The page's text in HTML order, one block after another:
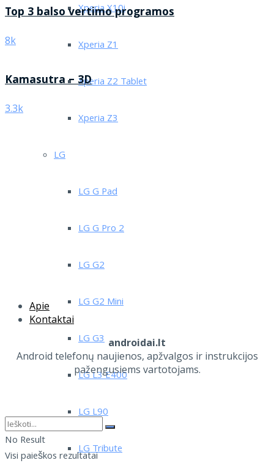
Xperia X10i
Xperia Z1
Xperia Z2 Tablet
Xperia Z3
LG
LG G Pad
LG G Pro 2
LG G2
LG G2 Mini
LG G3
LG L3 E400
LG L90
LG Tribute
Top 3 balso vertimo programos
8k
Kamasutra – 3D
3.3k
Apie
Kontaktai
androidai.lt
Android telefonų naujienos, apžvalgos ir instrukcijos
pažengusiems vartotojams.
No Result
Visi paieškos rezultatai